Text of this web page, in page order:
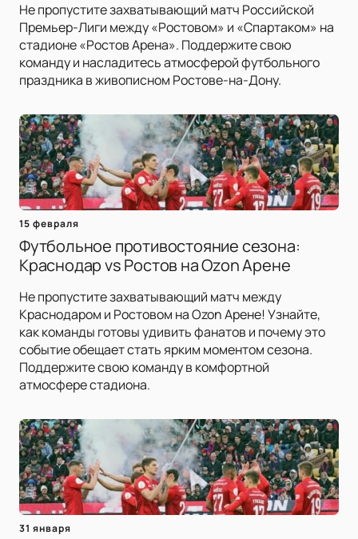
Не пропустите захватывающий матч Российской
Премьер-Лиги между «Ростовом» и «Спартаком» на
стадионе «Ростов Арена». Поддержите свою
команду и насладитесь атмосферой футбольного
праздника в живописном Ростове-на-Дону.
15 февраля
Футбольное противостояние сезона:
Краснодар vs Ростов на Ozon Арене
Не пропустите захватывающий матч между
Краснодаром и Ростовом на Ozon Арене! Узнайте,
как команды готовы удивить фанатов и почему это
событие обещает стать ярким моментом сезона.
Поддержите свою команду в комфортной
атмосфере стадиона.
31 января